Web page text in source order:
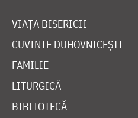
VIAȚA BISERICII
CUVINTE DUHOVNICEȘTI
FAMILIE
LITURGICĂ
BIBLIOTECĂ